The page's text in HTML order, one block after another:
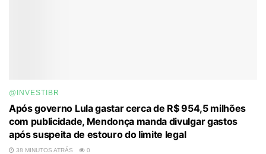
@INVESTIBR
Após governo Lula gastar cerca de R$ 954,5 milhões
com publicidade, Mendonça manda divulgar gastos
após suspeita de estouro do limite legal
38 MINUTOS ATRÁS 0